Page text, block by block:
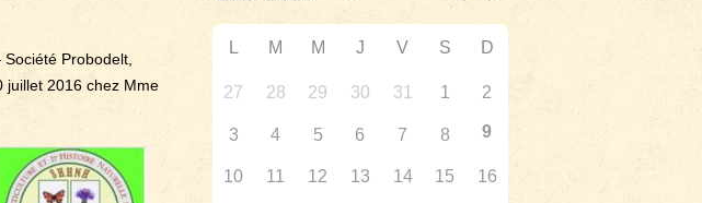
Probodelt,
juillet 2016 chez Mme
L M M J V S D
27 28 29 30 31 1 2
3 4 5 6 7 8 9
10 11 12 13 14 15 16